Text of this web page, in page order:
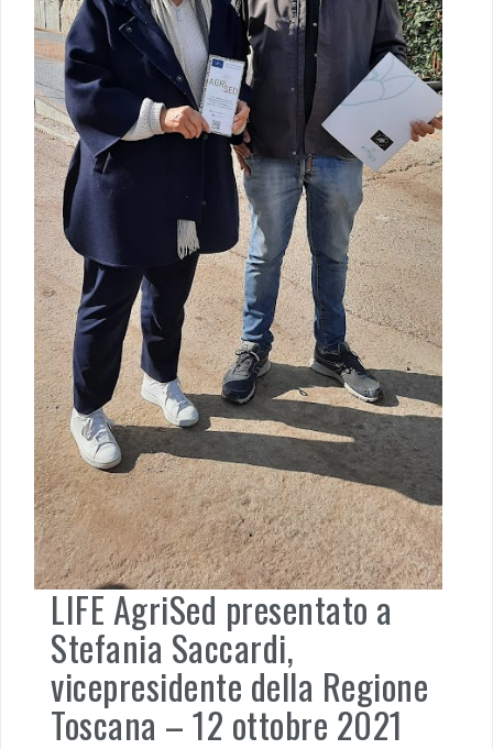
LIFE AgriSed presentato a
Stefania Saccardi,
vicepresidente della Regione
Toscana – 12 ottobre 2021